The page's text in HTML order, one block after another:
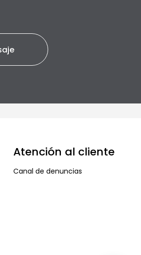
Atención al cliente
Canal de denuncias